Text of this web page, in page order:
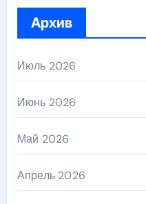
Архив
Июль 2026
Июнь 2026
Май 2026
Апрель 2026